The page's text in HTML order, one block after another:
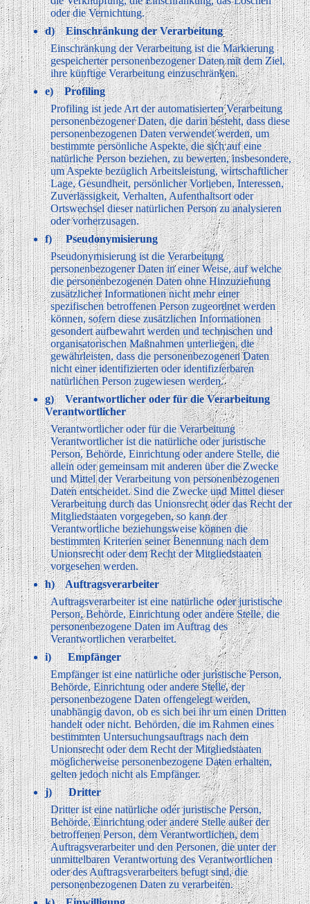
oder die Vernichtung.
d) Einschränkung der Verarbeitung
Einschränkung der Verarbeitung ist die Markierung
gespeicherter personenbezogener Daten mit dem Ziel,
ihre künftige Verarbeitung einzuschränken.
e) Profiling
Profiling ist jede Art der automatisierten Verarbeitung
personenbezogener Daten, die darin besteht, dass diese
personenbezogenen Daten verwendet werden, um
bestimmte persönliche Aspekte, die sich auf eine
natürliche Person beziehen, zu bewerten, insbesondere,
um Aspekte bezüglich Arbeitsleistung, wirtschaftlicher
Lage, Gesundheit, persönlicher Vorlieben, Interessen,
Zuverlässigkeit, Verhalten, Aufenthaltsort oder
Ortswechsel dieser natürlichen Person zu analysieren
oder vorherzusagen.
f) Pseudonymisierung
Pseudonymisierung ist die Verarbeitung
personenbezogener Daten in einer Weise, auf welche
die personenbezogenen Daten ohne Hinzuziehung
zusätzlicher Informationen nicht mehr einer
spezifischen betroffenen Person zugeordnet werden
können, sofern diese zusätzlichen Informationen
gesondert aufbewahrt werden und technischen und
organisatorischen Maßnahmen unterliegen, die
gewährleisten, dass die personenbezogenen Daten
nicht einer identifizierten oder identifizierbaren
natürlichen Person zugewiesen werden.
g) Verantwortlicher oder für die Verarbeitung
Verantwortlicher
Verantwortlicher oder für die Verarbeitung
Verantwortlicher ist die natürliche oder juristische
Person, Behörde, Einrichtung oder andere Stelle, die
allein oder gemeinsam mit anderen über die Zwecke
und Mittel der Verarbeitung von personenbezogenen
Daten entscheidet. Sind die Zwecke und Mittel dieser
Verarbeitung durch das Unionsrecht oder das Recht der
Mitgliedstaaten vorgegeben, so kann der
Verantwortliche beziehungsweise können die
bestimmten Kriterien seiner Benennung nach dem
Unionsrecht oder dem Recht der Mitgliedstaaten
vorgesehen werden.
h) Auftragsverarbeiter
Auftragsverarbeiter ist eine natürliche oder juristische
Person, Behörde, Einrichtung oder andere Stelle, die
personenbezogene Daten im Auftrag des
Verantwortlichen verarbeitet.
i) Empfänger
Empfänger ist eine natürliche oder juristische Person,
Behörde, Einrichtung oder andere Stelle, der
personenbezogene Daten offengelegt werden,
unabhängig davon, ob es sich bei ihr um einen Dritten
handelt oder nicht. Behörden, die im Rahmen eines
bestimmten Untersuchungsauftrags nach dem
Unionsrecht oder dem Recht der Mitgliedstaaten
möglicherweise personenbezogene Daten erhalten,
gelten jedoch nicht als Empfänger.
j) Dritter
Dritter ist eine natürliche oder juristische Person,
Behörde, Einrichtung oder andere Stelle außer der
betroffenen Person, dem Verantwortlichen, dem
Auftragsverarbeiter und den Personen, die unter der
unmittelbaren Verantwortung des Verantwortlichen
oder des Auftragsverarbeiters befugt sind, die
personenbezogenen Daten zu verarbeiten.